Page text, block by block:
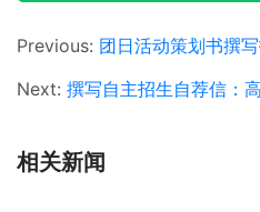
Previous: 团日活动策划书撰写指南与范文
Next: 撰写自主招生自荐信：高分范文与技巧解
相关新闻